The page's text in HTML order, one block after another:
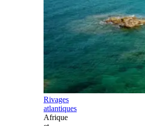
Rivages
atlantiques
Afrique